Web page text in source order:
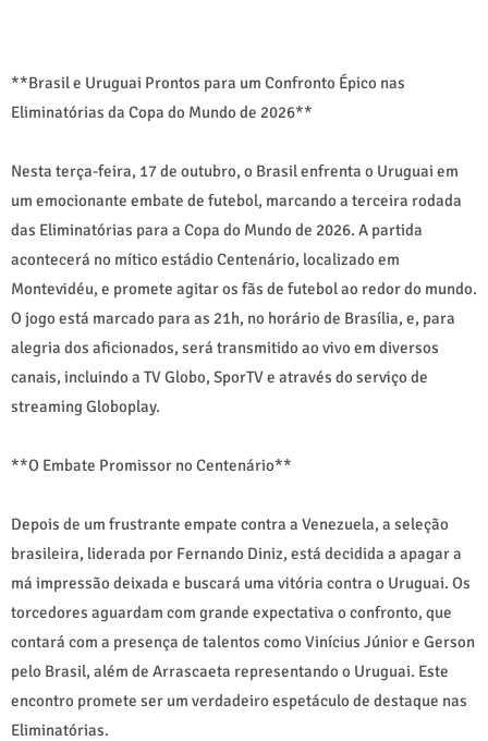
**Brasil e Uruguai Prontos para um Confronto Épico nas
Eliminatórias da Copa do Mundo de 2026**
Nesta terça-feira, 17 de outubro, o Brasil enfrenta o Uruguai em
um emocionante embate de futebol, marcando a terceira rodada
das Eliminatórias para a Copa do Mundo de 2026. A partida
acontecerá no mítico estádio Centenário, localizado em
Montevidéu, e promete agitar os fãs de futebol ao redor do mundo.
O jogo está marcado para as 21h, no horário de Brasília, e, para
alegria dos aficionados, será transmitido ao vivo em diversos
canais, incluindo a TV Globo, SporTV e através do serviço de
streaming Globoplay.
**O Embate Promissor no Centenário**
Depois de um frustrante empate contra a Venezuela, a seleção
brasileira, liderada por Fernando Diniz, está decidida a apagar a
má impressão deixada e buscará uma vitória contra o Uruguai. Os
torcedores aguardam com grande expectativa o confronto, que
contará com a presença de talentos como Vinícius Júnior e Gerson
pelo Brasil, além de Arrascaeta representando o Uruguai. Este
encontro promete ser um verdadeiro espetáculo de destaque nas
Eliminatórias.